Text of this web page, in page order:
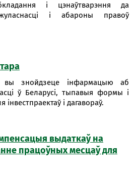
і цэнаўтварэння да
і абароны правоў
вы знойдзеце інфармацыю аб
ў Беларусі, тыпавыя формы і
інвестпраектаў і дагавораў.
выдаткаў на
працоўных месцаў для